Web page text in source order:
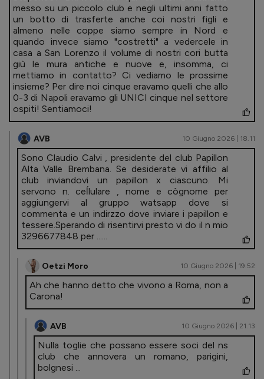
messo su un piccolo club e negli ultimi anni fatto
un botto di trasferte anche coi nostri figli e
almeno nelle coppe siamo sempre in Nord e
quando invece siamo "costretti" a vedercele in
casa a San Lorenzo il volume di nostri cori butta
giù le mura antiche e nuove e, insomma, ci
mettiamo in contatto? Ci vediamo le prossime
insieme? Per dire noi cinque eravamo quelli che allo
0-3 di Napoli eravamo gli UNICI cinque nel settore
ospiti! Sentiamoci!
AVB 10 Giugno 2026 | 18.11
Sono Claudio Calvi , presidente del club Papillon
Alta Valle Brembana. Se desiderate vi affilio al
club inviandovi un papillon x ciascuno. Mi
servono n. ceĺlulare , nome e cògnome per
aggiungervi al gruppo watsapp dove si
commenta e un indirzzo dove inviare i papillon e
tessere.Sperando di risentirvi presto vi do il n mio
3296677848 per ......
Oetzi Moro 10 Giugno 2026 | 19.52
Ah che hanno detto che vivono a Roma, non a
Carona!
AVB 10 Giugno 2026 | 21.13
Nulla toglie che possano essere soci del ns
club che annovera un romano, parigini,
bolgnesi ...